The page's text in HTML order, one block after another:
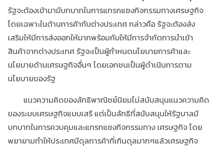
รัฐจะต้องเข้ามามีบทบาทในการแทรกแซงกิจกรรมทางเศรษฐกิจ
โดยเฉพาะในด้านการค้ากับต่างประเทศ กล่าวคือ รัฐจะต้องส่ง
เสริมให้มีการส่งออกให้มากพร้อมกับให้มีการจำกัดการนำเข้า
สินค้าจากต่างประเทศ รัฐจะเป็นผู้กำหนดนโยบายการค้าและ
นโยบายด้านเศรษฐกิจอื่นๆ โดยเอกชนเป็นผู้ดำเนินการตาม
นโยบายของรัฐ
แนวความคิดของลัทธิพาณิชย์นิยมไม่สนับสนุนแนวความคิด
ของระบบเศรษฐกิจแบบเสรี แต่เป็นลัทธิที่สนับสนุนให้รัฐบาลมี
บทบาทในการควบคุมและแทรกแซงกิจกรรมทาง เศรษฐกิจ โดย
พยายามทำให้ประเทศมีดุลการค้าที่เกินดุลมากๆแล้วเศรษฐกิจ